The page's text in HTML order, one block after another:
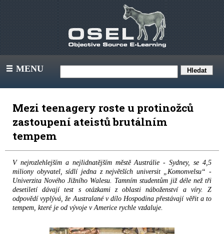
III MENU
Mezi teenagery roste u protinožců
zastoupení ateistů brutálním
tempem
V nejrozlehlejším a nejlidnatějším městě Austrálie - Sydney, se 4,5
miliony obyvatel, sídlí jedna z největších universit „Komonvelsu“ -
Univerzita Nového Jižního Walesu. Tamním studentům již déle než tři
desetiletí dávají test s otázkami z oblasti náboženství a víry. Z
odpovědí vyplývá, že Australané v dílo Hospodina přestávají věřit a to
tempem, které je od vývoje v Americe rychle vzdaluje.